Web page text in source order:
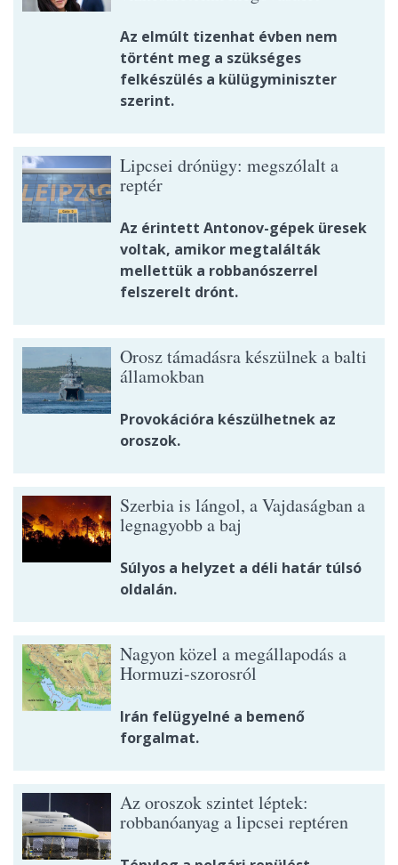
Az elmúlt tizenhat évben nem
történt meg a szükséges
felkészülés a külügyminiszter
szerint.
Lipcsei drónügy: megszólalt a
reptér
Az érintett Antonov-gépek üresek
voltak, amikor megtalálták
mellettük a robbanószerrel
felszerelt drónt.
Orosz támadásra készülnek a balti
államokban
Provokációra készülhetnek az
oroszok.
Szerbia is lángol, a Vajdaságban a
legnagyobb a baj
Súlyos a helyzet a déli határ túlsó
oldalán.
Nagyon közel a megállapodás a
Hormuzi-szorosról
Irán felügyelné a bemenő
forgalmat.
Az oroszok szintet léptek:
robbanóanyag a lipcsei reptéren